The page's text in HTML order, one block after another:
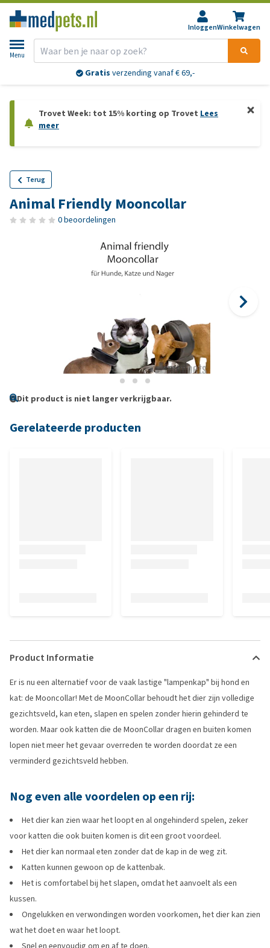
InloggenWinkelwagen
Menu
Gratis verzending vanaf € 69,-
Trovet Week: tot 15% korting op Trovet Lees
meer
Terug
Animal Friendly Mooncollar
0 beoordelingen
Dit product is niet langer verkrijgbaar.
Gerelateerde producten
Product Informatie
Er is nu een alternatief voor de vaak lastige "lampenkap" bij hond en
kat: de Mooncollar! Met de MoonCollar behoudt het dier zijn volledige
gezichtsveld, kan eten, slapen en spelen zonder hierin gehinderd te
worden. Maar ook katten die de MoonCollar dragen en buiten komen
lopen niet meer het gevaar overreden te worden doordat ze een
verminderd gezichtsveld hebben.
Nog even alle voordelen op een rij:
Het dier kan zien waar het loopt en al ongehinderd spelen, zeker
voor katten die ook buiten komen is dit een groot voordeel.
Het dier kan normaal eten zonder dat de kap in de weg zit.
Katten kunnen gewoon op de kattenbak.
Het is comfortabel bij het slapen, omdat het aanvoelt als een
kussen.
Ongelukken en verwondingen worden voorkomen, het dier kan zien
wat het doet en waar het loopt.